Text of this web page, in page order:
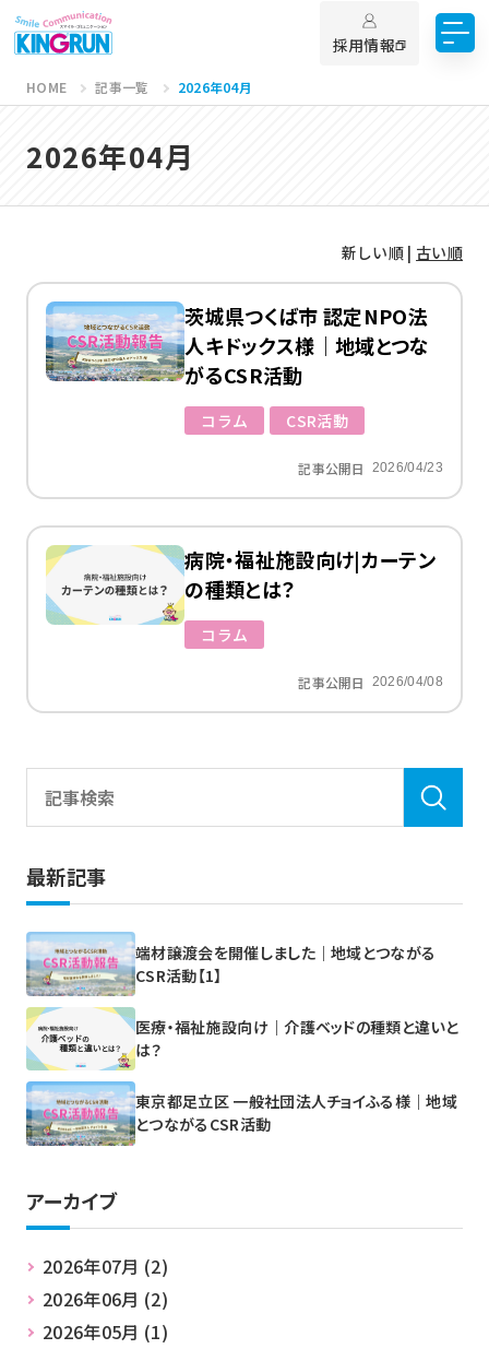
採用情報
HOME 記事一覧 2026年04月
2026年04月
新しい順 | 古い順
茨城県つくば市 認定NPO法
人キドックス様｜地域とつな
がるCSR活動
コラム CSR活動
記事公開日 2026/04/23
病院・福祉施設向け|カーテン
の種類とは？
コラム
記事公開日 2026/04/08
最新記事
端材譲渡会を開催しました｜地域とつながる
CSR活動【1】
医療・福祉施設向け｜介護ベッドの種類と違いと
は？
東京都足立区 一般社団法人チョイふる様｜地域
とつながるCSR活動
アーカイブ
2026年07月 (2)
2026年06月 (2)
2026年05月 (1)